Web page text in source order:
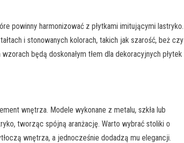
powinny harmonizować z płytkami imitującymi lastryko.
i stonowanych kolorach, takich jak szarość, beż czy
będą doskonałym tłem dla dekoracyjnych płytek
wnętrza. Modele wykonane z metalu, szkła lub
tworząc spójną aranżację. Warto wybrać stoliki o
wnętrza, a jednocześnie dodadzą mu elegancji.